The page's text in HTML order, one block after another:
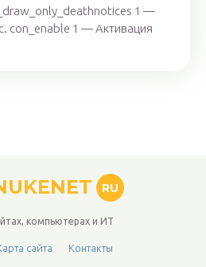
1 —
con_enable 1 — Активация
RU
компьютерах и ИТ
сайта Контакты